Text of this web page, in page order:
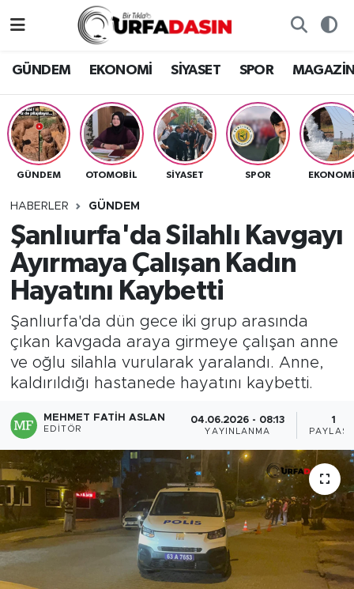
GÜNDEM EKONOMİ SİYASET SPOR
GÜNDEM OTOMOBİL SİYASET SPOR EKONOMİ
HABERLER GÜNDEM
Şanlıurfa'da Silahlı Kavgayı
Ayırmaya Çalışan Kadın
Hayatını Kaybetti
Şanlıurfa'da dün gece iki grup arasında
çıkan kavgada araya girmeye çalışan anne
ve oğlu silahla vurularak yaralandı. Anne,
kaldırıldığı hastanede hayatını kaybetti.
MEHMET FATIH ASLAN
EDITÖR
04.06.2026 - 08:13
YAYINLANMA
1
EKONOMİ
SİYASET
SPOR
SAĞLIK
TEKNOLOJİ
OTOMOBİL
Gizlilik ve Güvenlik Politikası
İletişim
Nöbetçi Eczaneler
Hava Durumu
Namaz Vakitleri
Trafik Durumu
Süper Lig Puan Durumu ve Fikstür
Tüm Manşetler
Son Dakika Haberleri
Haber Arşivi